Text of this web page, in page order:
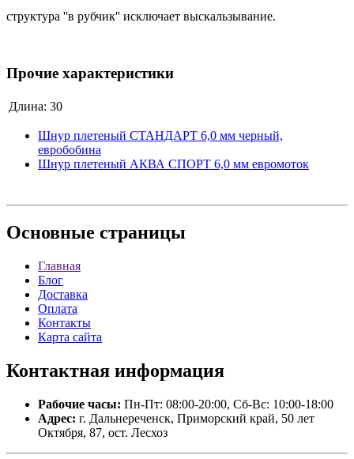
структура ''в рубчик'' исключает выскальзывание.
Прочие характеристики
Длина: 30
Шнур плетеный СТАНДАРТ 6,0 мм черный,
евробобина
Шнур плетеный АКВА СПОРТ 6,0 мм евромоток
Основные страницы
Главная
Блог
Доставка
Оплата
Контакты
Карта сайта
Контактная информация
Рабочие часы: Пн-Пт: 08:00-20:00, Сб-Вс: 10:00-18:00
Адрес: г. Дальнереченск, Приморский край, 50 лет
Октября, 87, ост. Лесхоз